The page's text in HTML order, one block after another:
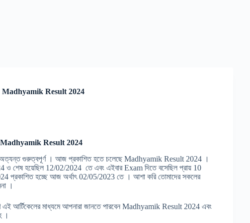
Madhyamik Result 2024
Result 2024
গুরুত্বপূর্ণ । আজ প্রকাশিত হতে চলেছে Madhyamik Result 2024 ।
শেষ হয়েছিল 12/02/2024 তে এবং এইবার Exam দিতে বসেছিল প্রায় 10
প্রকাশিত হচ্ছে আজ অর্থাৎ 02/05/2023 তে । আশা করি তোমাদের সকলের
।
এই আর্টিকেলের মাধ্যমে আপনারা জানতে পারবেন Madhyamik Result 2024 এবং
।